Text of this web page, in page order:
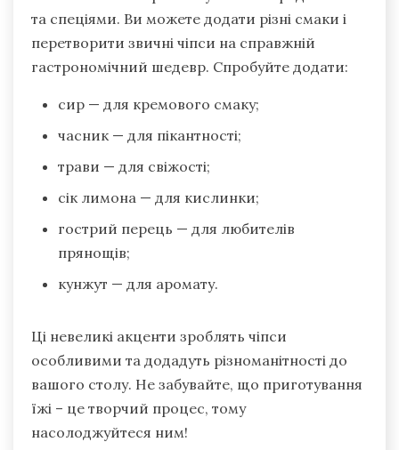
та спеціями. Ви можете додати різні смаки і
перетворити звичні чіпси на справжній
гастрономічний шедевр. Спробуйте додати:
сир — для кремового смаку;
часник — для пікантності;
трави — для свіжості;
сік лимона — для кислинки;
гострий перець — для любителів
прянощів;
кунжут — для аромату.
Ці невеликі акценти зроблять чіпси
особливими та додадуть різноманітності до
вашого столу. Не забувайте, що приготування
їжі – це творчий процес, тому
насолоджуйтеся ним!